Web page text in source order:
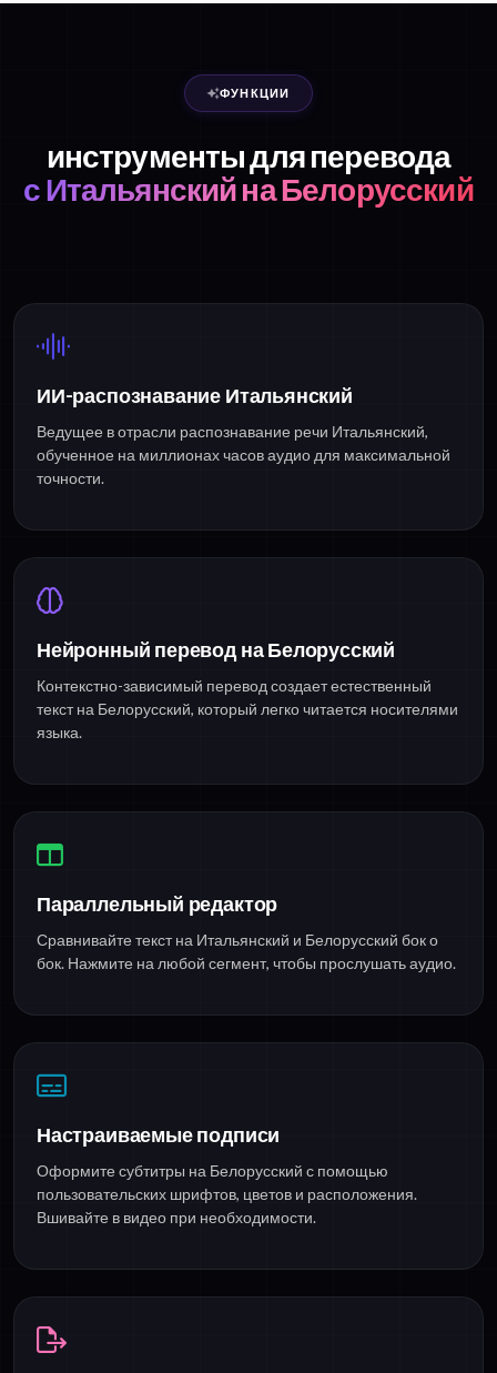
ФУНКЦИИ
инструменты для перевода
с Итальянский на Белорусский
ИИ-распознавание Итальянский
Ведущее в отрасли распознавание речи Итальянский,
обученное на миллионах часов аудио для максимальной
точности.
Нейронный перевод на Белорусский
Контекстно-зависимый перевод создает естественный
текст на Белорусский, который легко читается носителями
языка.
Параллельный редактор
Сравнивайте текст на Итальянский и Белорусский бок о
бок. Нажмите на любой сегмент, чтобы прослушать аудио.
Настраиваемые подписи
Оформите субтитры на Белорусский с помощью
пользовательских шрифтов, цветов и расположения.
Вшивайте в видео при необходимости.